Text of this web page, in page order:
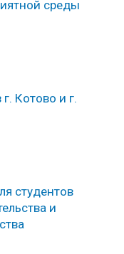
среды
Котово и г.
студентов
и